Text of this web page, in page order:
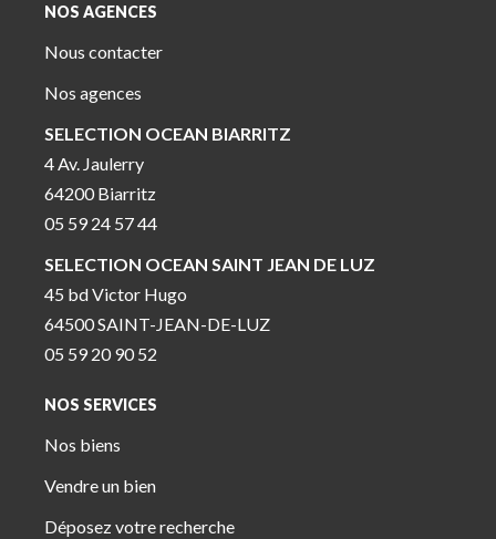
NOS AGENCES
Nous contacter
Nos agences
SELECTION OCEAN BIARRITZ
4 Av. Jaulerry
64200 Biarritz
05 59 24 57 44
SELECTION OCEAN SAINT JEAN DE LUZ
45 bd Victor Hugo
64500 SAINT-JEAN-DE-LUZ
05 59 20 90 52
NOS SERVICES
Nos biens
Vendre un bien
Déposez votre recherche